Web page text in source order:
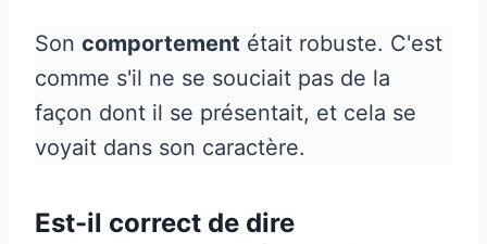
Son comportement était robuste. C'est
comme s'il ne se souciait pas de la
façon dont il se présentait, et cela se
voyait dans son caractère.
Est-il correct de dire